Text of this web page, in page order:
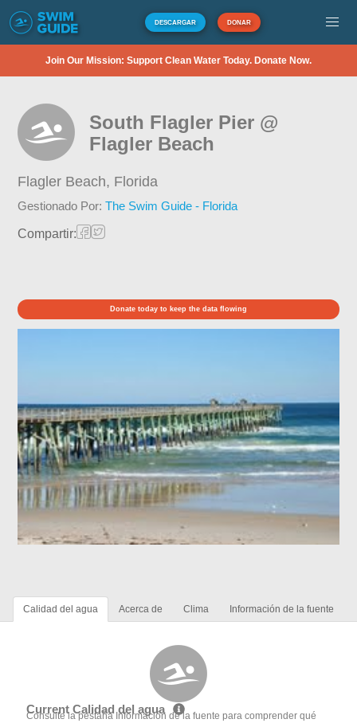
DESCARGAR DONAR
Join Our Mission: Support Clean Water Today. Donate Now.
South Flagler Pier @
Flagler Beach
Flagler Beach, Florida
Gestionado Por:The Swim Guide - Florida
Compartir:
Donate today to keep the data flowing
Calidad del agua Acerca de Clima Información de la fuente
Current Calidad del agua
Consulte la pestaña Información de la fuente para comprender qué